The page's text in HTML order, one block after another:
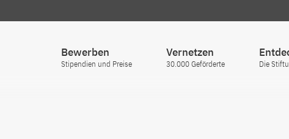
Bewerben
Stipendien und Preise
Vernetzen
30.000 Geförderte Die